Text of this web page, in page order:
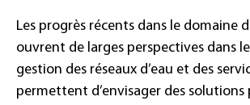
Les progrès récents dans le domaine
ouvrent de larges perspectives dans
gestion des réseaux d’eau et des
permettent d’envisager des